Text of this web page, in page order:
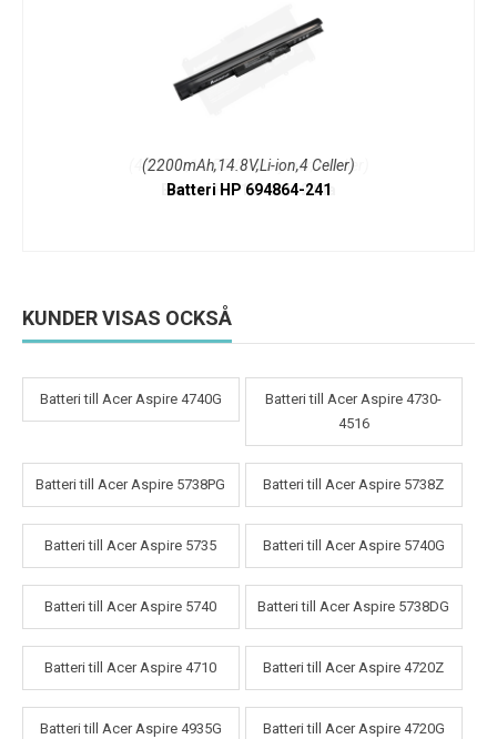
(2200mAh,14.8V,Li-ion,4 Celler)
Batteri HP 694864-241
KUNDER VISAS OCKSÅ
Batteri till Acer Aspire 4740G
Batteri till Acer Aspire 4730-
4516
Batteri till Acer Aspire 5738PG Batteri till Acer Aspire 5738Z
Batteri till Acer Aspire 5735 Batteri till Acer Aspire 5740G
Batteri till Acer Aspire 5740 Batteri till Acer Aspire 5738DG
Batteri till Acer Aspire 4710 Batteri till Acer Aspire 4720Z
Batteri till Acer Aspire 4935G Batteri till Acer Aspire 4720G